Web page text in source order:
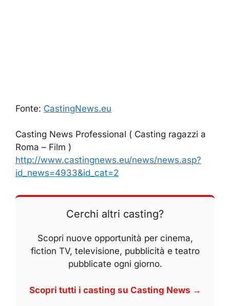
Fonte: CastingNews.eu
Casting News Professional ( Casting ragazzi a
Roma – Film )
http://www.castingnews.eu/news/news.asp?
id_news=4933&id_cat=2
Cerchi altri casting?
Scopri nuove opportunità per cinema,
fiction TV, televisione, pubblicità e teatro
pubblicate ogni giorno.
Scopri tutti i casting su Casting News →